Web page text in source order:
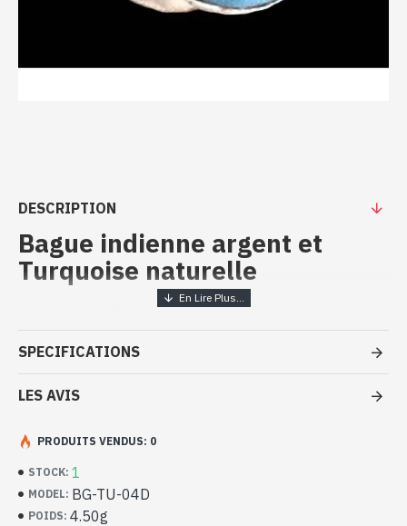
DESCRIPTION
Bague indienne argent et
Turquoise naturelle
Bijoux inde artisanaux - Bague
argent massif et Turquoise
- Bague en argent véritable 925/1000
- Faite à la main à Jaipur ( INDE )
- Taille de la pierre : 13mm x 11mm approx
-Livrée avec un petit sac artisanal
Bague indienne argent et Turquoise
naturelle de forme ovale (BG-TU-04D)
SPECIFICATIONS
LES AVIS
STOCK: 1
MODEL: BG-TU-04D
POIDS: 4.50g
PRODUITS VENDUS: 0